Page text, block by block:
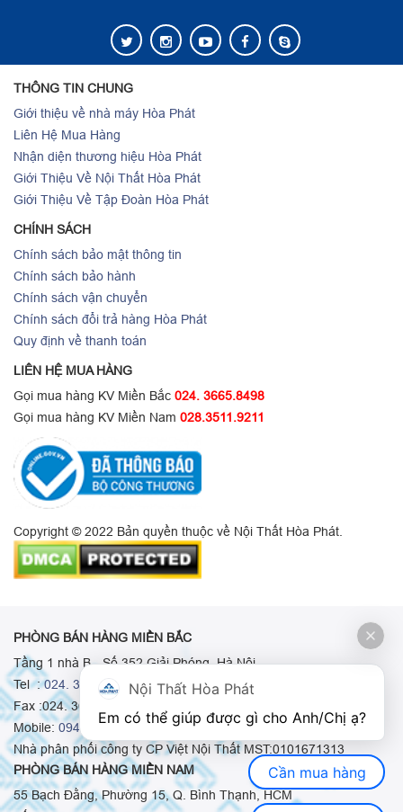
THÔNG TIN CHUNG
Giới thiệu về nhà máy Hòa Phát
Liên Hệ Mua Hàng
Nhận diện thương hiệu Hòa Phát
Giới Thiệu Về Nội Thất Hòa Phát
Giới Thiệu Về Tập Đoàn Hòa Phát
CHÍNH SÁCH
Chính sách bảo mật thông tin
Chính sách bảo hành
Chính sách vận chuyển
Chính sách đổi trả hàng Hòa Phát
Quy định về thanh toán
LIÊN HỆ MUA HÀNG
Gọi mua hàng KV Miền Bắc 024. 3665.8498
Gọi mua hàng KV Miền Nam 028.3511.9211
Copyright © 2022 Bản quyền thuộc về Nội Thất Hòa Phát.
PHÒNG BÁN HÀNG MIỀN BẮC
Tầng 1 nhà B - Số 352 Giải Phóng, Hà Nội
Tel :024. 3665 8498-024. 3665 8966-024. 3665 8993
Fax :024. 3664.9379
Mobile: 0948.511.555- 0973.375.668- 0942.155.688
Nhà phân phối công ty CP Việt Nội Thất MST:0101671313
PHÒNG BÁN HÀNG MIỀN NAM
55 Bạch Đằng, Phường 15, Q. Bình Thạnh, HCM
Nội Thất Hòa Phát
Cần mua hàng